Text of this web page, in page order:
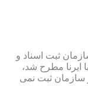
ثبت اسناد و
۲۳/۱۱/۹۱ در گفتگو با ایرنا مطرح شد،
سازمان ثبت نمی